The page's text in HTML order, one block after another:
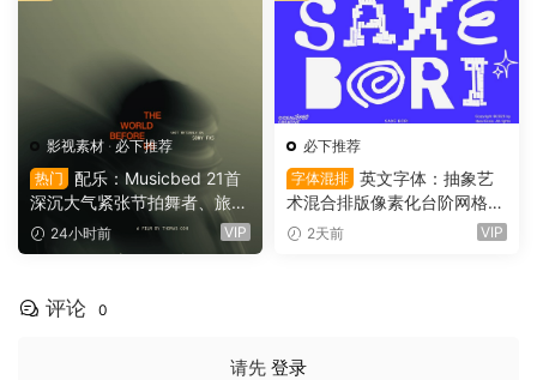
影视素材 ·必下推荐
热门
配乐：Musicbed 21首
深沉大气紧张节拍舞者、旅行
场景商业电影广告宣传配乐B
GM视频背景音乐素材（1616
24小时前 VIP
必下推荐
字体混排 英文字体：抽象艺
术混合排版像素化台阶网格状
手绘螺旋有机曲线版面设计封
2天前 VIP
评论 0
请先 登录